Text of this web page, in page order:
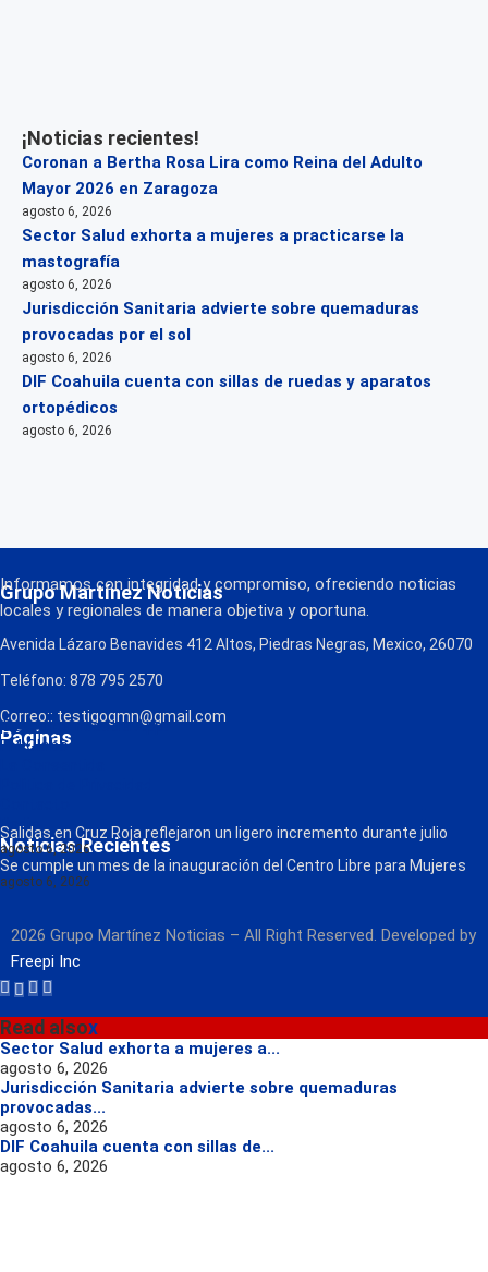
¡Noticias recientes!
Coronan a Bertha Rosa Lira como Reina del Adulto
Mayor 2026 en Zaragoza
agosto 6, 2026
Sector Salud exhorta a mujeres a practicarse la
mastografía
agosto 6, 2026
Jurisdicción Sanitaria advierte sobre quemaduras
provocadas por el sol
agosto 6, 2026
DIF Coahuila cuenta con sillas de ruedas y aparatos
ortopédicos
agosto 6, 2026
Grupo Martínez Noticias
Informamos con integridad y compromiso, ofreciendo noticias
locales y regionales de manera objetiva y oportuna.
Avenida Lázaro Benavides 412 Altos, Piedras Negras, Mexico, 26070
Teléfono: 878 795 2570
Correo:: testigogmn@gmail.com
Páginas
¡Descarga nuestra App!
FM Globo
Radio
Noticias Recientes
Salidas en Cruz Roja reflejaron un ligero incremento durante julio
agosto 6, 2026
Se cumple un mes de la inauguración del Centro Libre para Mujeres
agosto 6, 2026
2026 Grupo Martínez Noticias – All Right Reserved. Developed by
Freepi Inc
Read alsox
Sector Salud exhorta a mujeres a...
agosto 6, 2026
Jurisdicción Sanitaria advierte sobre quemaduras
provocadas...
agosto 6, 2026
DIF Coahuila cuenta con sillas de...
agosto 6, 2026